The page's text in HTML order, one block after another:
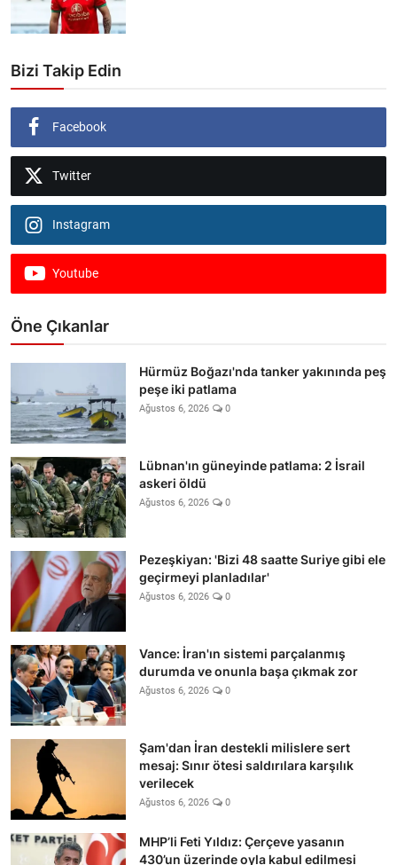
Bizi Takip Edin
Facebook
Twitter
Instagram
Youtube
Öne Çıkanlar
Hürmüz Boğazı'nda tanker yakınında peş
peşe iki patlama
Ağustos 6, 2026 0
Lübnan'ın güneyinde patlama: 2 İsrail
askeri öldü
Ağustos 6, 2026 0
Pezeşkiyan: 'Bizi 48 saatte Suriye gibi ele
geçirmeyi planladılar'
Ağustos 6, 2026 0
Vance: İran'ın sistemi parçalanmış
durumda ve onunla başa çıkmak zor
Ağustos 6, 2026 0
Şam'dan İran destekli milislere sert
mesaj: Sınır ötesi saldırılara karşılık
verilecek
Ağustos 6, 2026 0
MHP’li Feti Yıldız: Çerçeve yasanın
430’un üzerinde oyla kabul edilmesi